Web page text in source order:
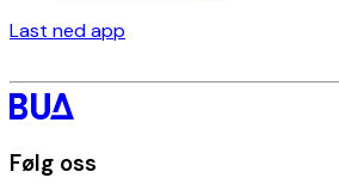
Last ned app
Følg oss